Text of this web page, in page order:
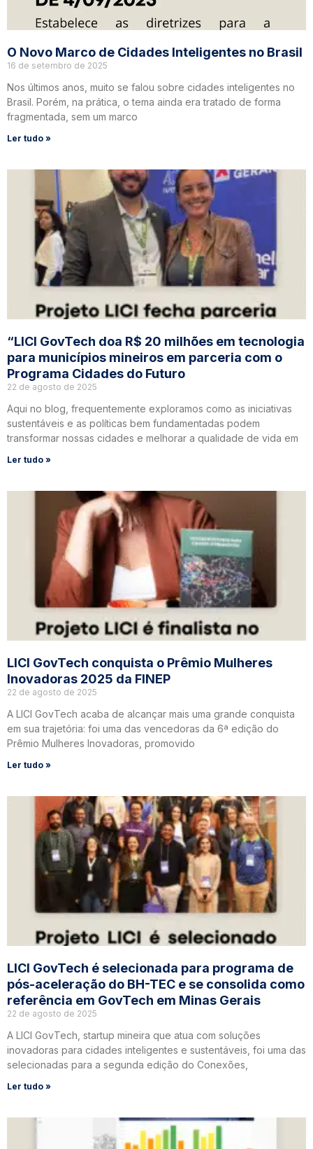
O Novo Marco de Cidades Inteligentes no Brasil
16 de setembro de 2025
Nos últimos anos, muito se falou sobre cidades inteligentes no
Brasil. Porém, na prática, o tema ainda era tratado de forma
fragmentada, sem um marco
Ler tudo »
“LICI GovTech doa R$ 20 milhões em tecnologia
para municípios mineiros em parceria com o
Programa Cidades do Futuro
22 de agosto de 2025
Aqui no blog, frequentemente exploramos como as iniciativas
sustentáveis e as políticas bem fundamentadas podem
transformar nossas cidades e melhorar a qualidade de vida em
Ler tudo »
LICI GovTech conquista o Prêmio Mulheres
Inovadoras 2025 da FINEP
22 de agosto de 2025
A LICI GovTech acaba de alcançar mais uma grande conquista
em sua trajetória: foi uma das vencedoras da 6ª edição do
Prêmio Mulheres Inovadoras, promovido
Ler tudo »
LICI GovTech é selecionada para programa de
pós-aceleração do BH-TEC e se consolida como
referência em GovTech em Minas Gerais
22 de agosto de 2025
A LICI GovTech, startup mineira que atua com soluções
inovadoras para cidades inteligentes e sustentáveis, foi uma das
selecionadas para a segunda edição do Conexões,
Ler tudo »